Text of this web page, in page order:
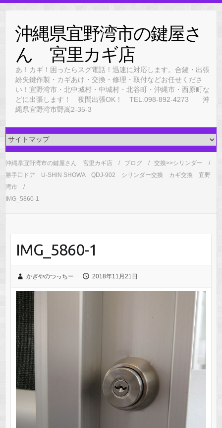
content沖縄県宜野湾市の鍵屋さ
ん 宮里カギ店
あ！カギ！困ったらスグ電話！迅速に対応します。合鍵・出張
紛失鍵作製・カギあけ・交換・修理・取付などお任せくださ
い！宜野湾市・北中城村・中城村・北谷町・沖縄市・西原町な
どに出張します！ 夜間出張OK！ TEL.098-892-4273 沖
縄県宜野湾市野嵩2-35-3
沖縄県宜野湾市の鍵屋さん 宮里カギ店 ブログ
交換>>シリンダー
勝手口ドア U-SHIN SHOWA QDJ-902 シリンダー交換 カギ交換 宜野
湾市
IMG_5860-1
IMG_5860-1
かぎやのつっちー 2018年11月21日